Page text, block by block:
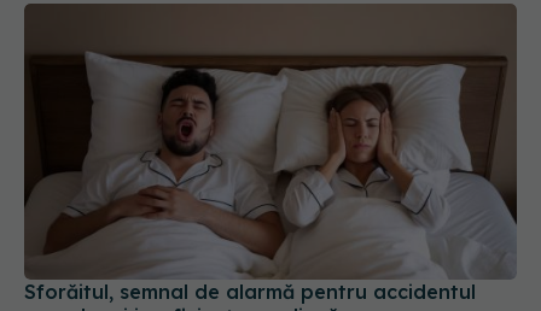
Sforăitul, semnal de alarmă pentru accidentul
vascular și insuficiența cardiacă